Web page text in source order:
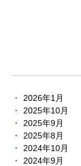
2026年1月
2025年10月
2025年9月
2025年8月
2024年10月
2024年9月